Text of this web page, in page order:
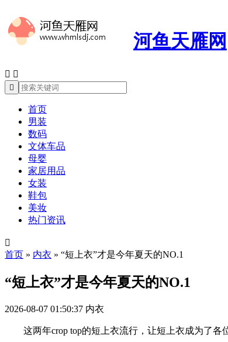
河鱼天雁网
 

首页
男装
数码
文体车品
母婴
家居用品
女装
鞋包
美妆
热门资讯

首页 » 内衣 » “短上衣”才是今年夏天的NO.1
“短上衣”才是今年夏天的NO.1
2026-08-07 01:50:37 内衣
这两年crop top的短上衣流行，让短上衣成为了各